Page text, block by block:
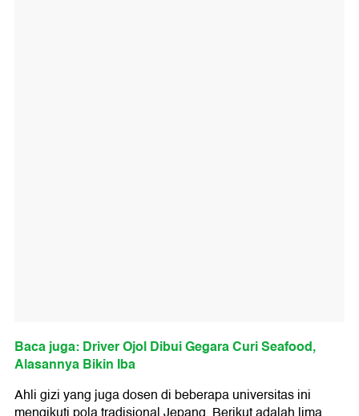
Baca juga: Driver Ojol Dibui Gegara Curi Seafood,
Alasannya Bikin Iba
Ahli gizi yang juga dosen di beberapa universitas ini